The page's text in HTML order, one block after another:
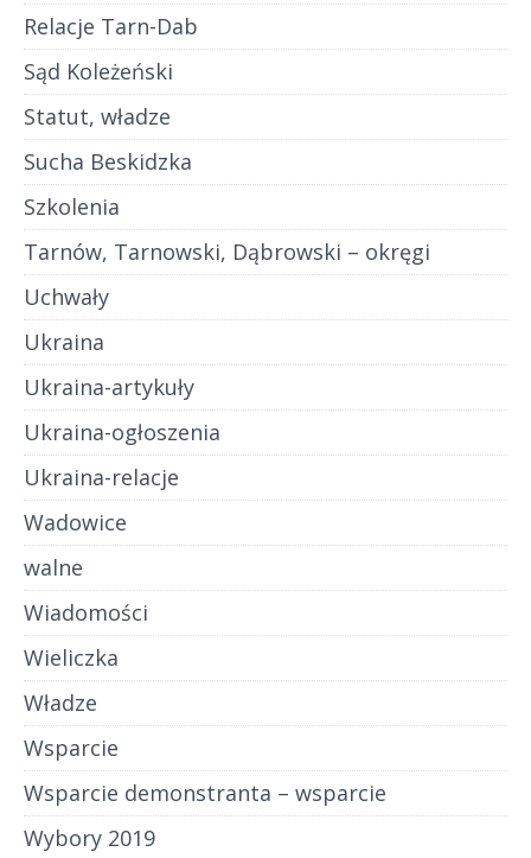
Relacje Tarn-Dab
Sąd Koleżeński
Statut, władze
Sucha Beskidzka
Szkolenia
Tarnów, Tarnowski, Dąbrowski – okręgi
Uchwały
Ukraina
Ukraina-artykuły
Ukraina-ogłoszenia
Ukraina-relacje
Wadowice
walne
Wiadomości
Wieliczka
Władze
Wsparcie
Wsparcie demonstranta – wsparcie
Wybory 2019